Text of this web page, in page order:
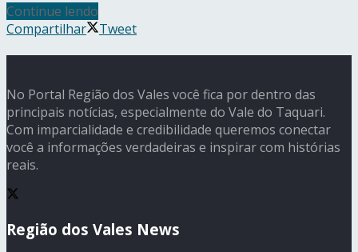
Continue lendo
Compartilhar
Tweet
No Portal Região dos Vales você fica por dentro das
principais notícias, especialmente do Vale do Taquari.
Com imparcialidade e credibilidade queremos conectar
você a informações verdadeiras e inspirar com histórias
reais.
Região dos Vales News